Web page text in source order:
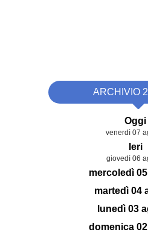
ARCHIVIO
Oggi
venerdì 07
Ieri
giovedì 06
mercoledì
martedì 04
lunedì 03
domenica